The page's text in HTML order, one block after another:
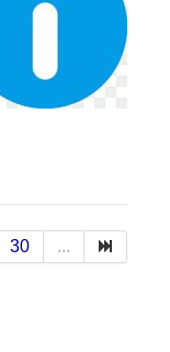
30 ...